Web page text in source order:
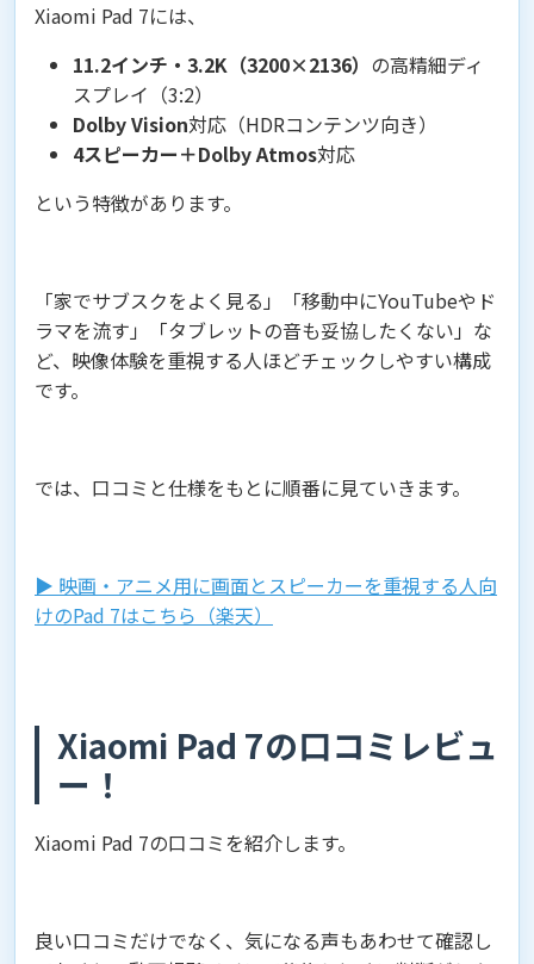
Xiaomi Pad 7には、
11.2インチ・3.2K（3200×2136） の高精細ディ
スプレイ（3:2）
Dolby Vision対応（HDRコンテンツ向き）
4スピーカー＋Dolby Atmos対応
という特徴があります。
「家でサブスクをよく見る」「移動中にYouTubeやド
ラマを流す」「タブレットの音も妥協したくない」な
ど、映像体験を重視する人ほどチェックしやすい構成
です。
では、口コミと仕様をもとに順番に見ていきます。
▶︎ 映画・アニメ用に画面とスピーカーを重視する人向
けのPad 7はこちら（楽天）
Xiaomi Pad 7の口コミレビュ
ー！
Xiaomi Pad 7の口コミを紹介します。
良い口コミだけでなく、気になる声もあわせて確認し